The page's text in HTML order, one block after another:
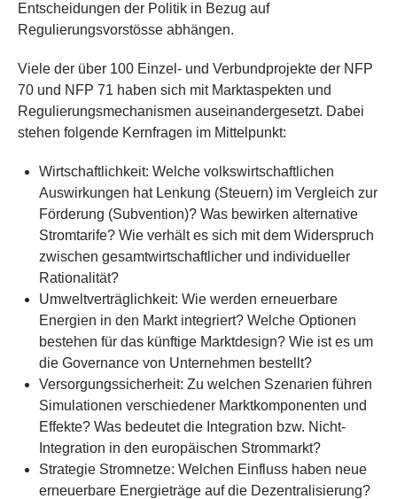
Entscheidungen der Politik in Bezug auf
Regulierungsvorstösse abhängen.
Viele der über 100 Einzel- und Verbundprojekte der NFP
70 und NFP 71 haben sich mit Marktaspekten und
Regulierungsmechanismen auseinandergesetzt. Dabei
stehen folgende Kernfragen im Mittelpunkt:
Wirtschaftlichkeit: Welche volkswirtschaftlichen
Auswirkungen hat Lenkung (Steuern) im Vergleich zur
Förderung (Subvention)? Was bewirken alternative
Stromtarife? Wie verhält es sich mit dem Widerspruch
zwischen gesamtwirtschaftlicher und individueller
Rationalität?
Umweltverträglichkeit: Wie werden erneuerbare
Energien in den Markt integriert? Welche Optionen
bestehen für das künftige Marktdesign? Wie ist es um
die Governance von Unternehmen bestellt?
Versorgungssicherheit: Zu welchen Szenarien führen
Simulationen verschiedener Marktkomponenten und
Effekte? Was bedeutet die Integration bzw. Nicht-
Integration in den europäischen Strommarkt?
Strategie Stromnetze: Welchen Einfluss haben neue
erneuerbare Energieträge auf die Dezentralisierung?